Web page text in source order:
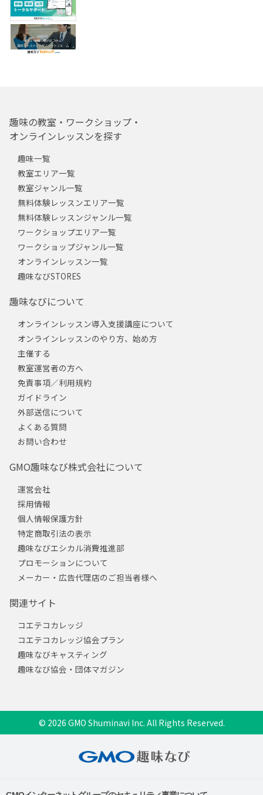
趣味の教室・ワークショップ・
オンラインレッスンを探す
趣味一覧
教室エリア一覧
教室ジャンル一覧
無料体験レッスンエリア一覧
無料体験レッスンジャンル一覧
ワークショップエリア一覧
ワークショップジャンル一覧
オンラインレッスン一覧
趣味なびSTORES
趣味なびについて
オンラインレッスン導入支援講座について
オンラインレッスンのやり方、始め方
主催する
教室運営者の方へ
免責事項／利用規約
ガイドライン
外部送信について
よくある質問
お問い合わせ
GMO趣味なび株式会社について
運営会社
採用情報
個人情報保護方針
特定商取引法の表示
趣味なびエシカル消費推進部
プロモーションについて
メーカー・広告代理店のご担当者様へ
関連サイト
コエテコカレッジ
コエテコカレッジ協会プラン
趣味なびキャスティング
趣味なび協会・団体マガジン
© 2026 GMO Shuminavi Inc. All Rights Reserved.